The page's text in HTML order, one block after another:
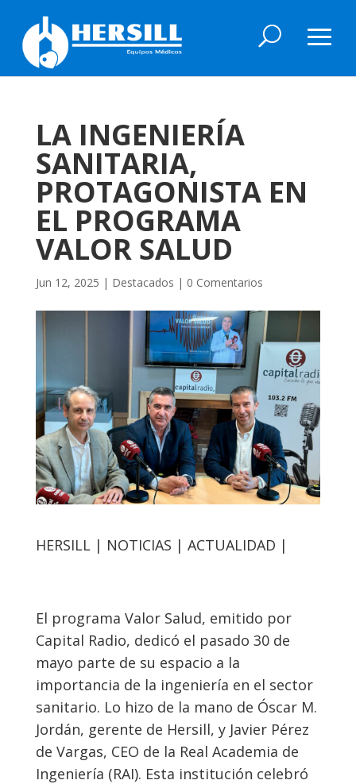
LA INGENIERÍA
SANITARIA,
PROTAGONISTA EN
EL PROGRAMA
VALOR SALUD
Jun 12, 2025 | Destacados | 0 Comentarios
HERSILL | NOTICIAS | ACTUALIDAD |
El programa Valor Salud, emitido por
Capital Radio, dedicó el pasado 30 de
mayo parte de su espacio a la
importancia de la ingeniería en el sector
sanitario. Lo hizo de la mano de Óscar M.
Jordán, gerente de Hersill, y Javier Pérez
de Vargas, CEO de la Real Academia de
Ingeniería (RAI). Esta institución celebró